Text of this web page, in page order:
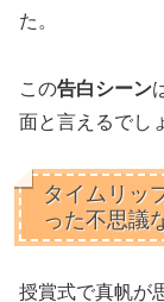
た。
この告白シーン
面と言えるでし
タイムリッ
った不思議
授賞式で真帆が